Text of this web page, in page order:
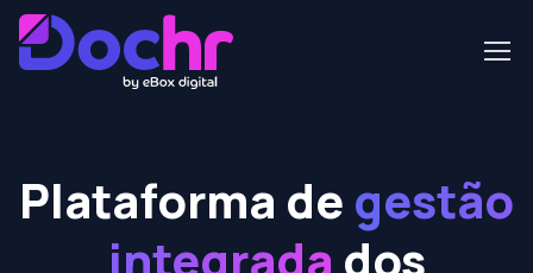
Plataforma de gestão
integrada dos